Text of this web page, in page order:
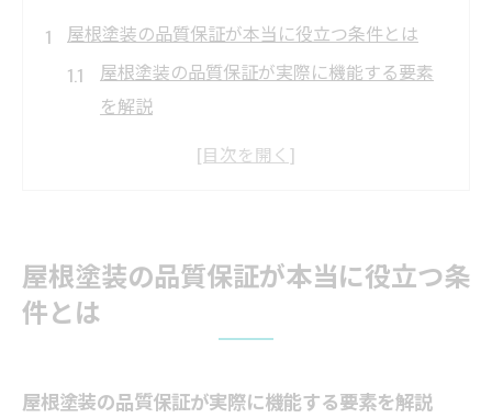
屋根塗装の品質保証が本当に役立つ条件とは
屋根塗装の品質保証が実際に機能する要素
を解説
屋根塗装の保証が役立つ具体的な事例と体
屋根塗装の保証内容で見逃せないポイント
び方
屋根塗装の品質保証が本当に役立つ条
件とは
屋根塗装の品質保証が実際に機能する要素を解説